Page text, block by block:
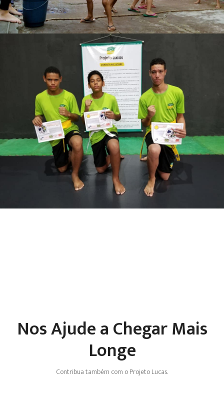
Nos Ajude a Chegar Mais
Longe
Contribua também com o Projeto Lucas.